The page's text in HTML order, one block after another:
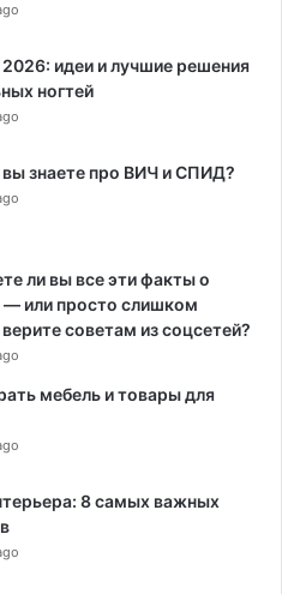
идеи и лучшие решения
ногтей
вы знаете про ВИЧ и СПИД?
ли вы все эти факты о
— или просто слишком
советам из соцсетей?
мебель и товары для
8 самых важных